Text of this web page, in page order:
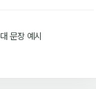
문장 예시